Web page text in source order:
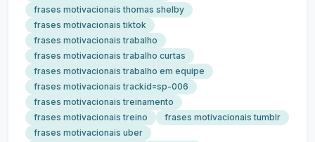
frases motivacionais thomas shelby
frases motivacionais tiktok
frases motivacionais trabalho
frases motivacionais trabalho curtas
frases motivacionais trabalho em equipe
frases motivacionais trackid=sp-006
frases motivacionais treinamento
frases motivacionais treino
frases motivacionais tumblr
frases motivacionais uber